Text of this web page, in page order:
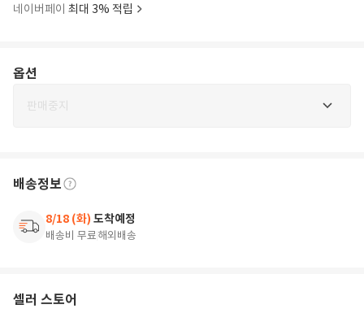
네이버페이 최대 3% 적립
옵션
판매중지
배송정보
8/18 (화) 도착예정
배송비 무료해외배송
셀러 스토어